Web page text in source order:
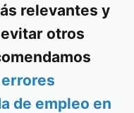
relevantes y
otros
errores
de empleo en